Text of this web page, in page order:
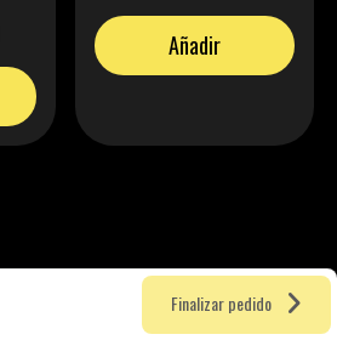
Añadir
Lava cake
Finalizar pedido